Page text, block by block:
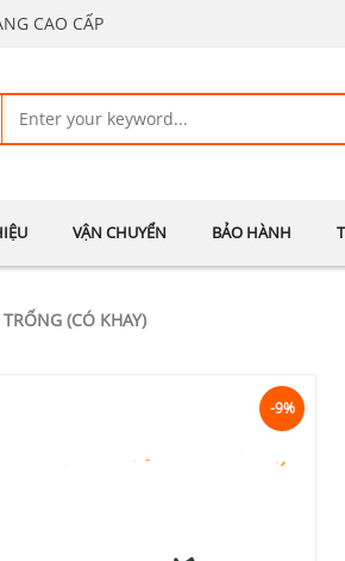
CAO CẤP
VẬN CHUYỂN BẢO HÀNH
(CÓ KHAY)
-9%